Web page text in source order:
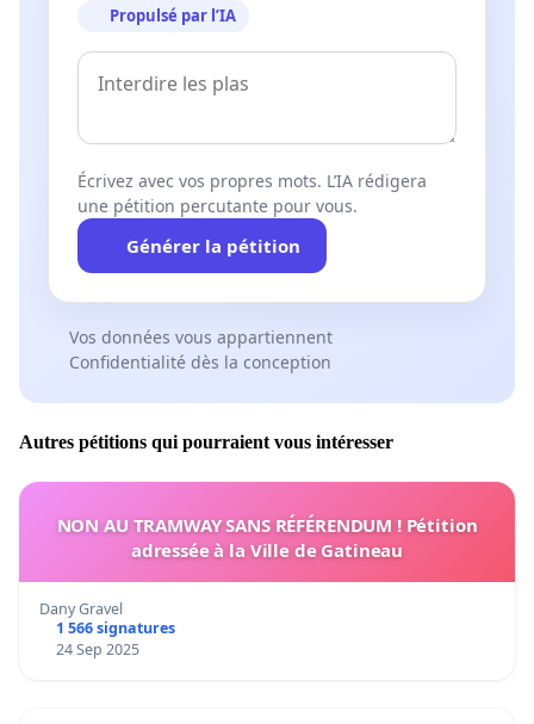
Propulsé par l’IA
Écrivez avec vos propres mots. L’IA rédigera
une pétition percutante pour vous.
Générer la pétition
Vos données vous appartiennent
Confidentialité dès la conception
Autres pétitions qui pourraient vous intéresser
NON AU TRAMWAY SANS RÉFÉRENDUM ! Pétition
adressée à la Ville de Gatineau
Dany Gravel
1 566 signatures
24 Sep 2025